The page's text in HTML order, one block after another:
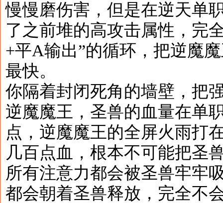
慢慢磨伤害，但是在逆天单
了之前堆的高攻击属性，完
+平A输出”的循环，把逆魔
最快。
你隔着封闭死角的墙壁，把
逆魔魔王，圣兽的血量在单
点，逆魔魔王的全屏火雨打
几百点血，根本不可能把圣
所有注意力都会被圣兽牢牢
都会朝着圣兽释放，完全不